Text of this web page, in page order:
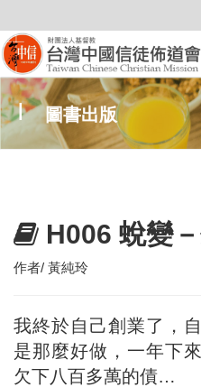
圖書出版
H006 蛻變
作者/ 黃純玲
我終於自己創業了，
是那麼好做，一年下
欠下八百多萬的債…